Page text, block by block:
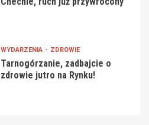
WYDARZENIA ZDROWIE
Tarnogórzanie, zadbajcie o
zdrowie jutro na Rynku!